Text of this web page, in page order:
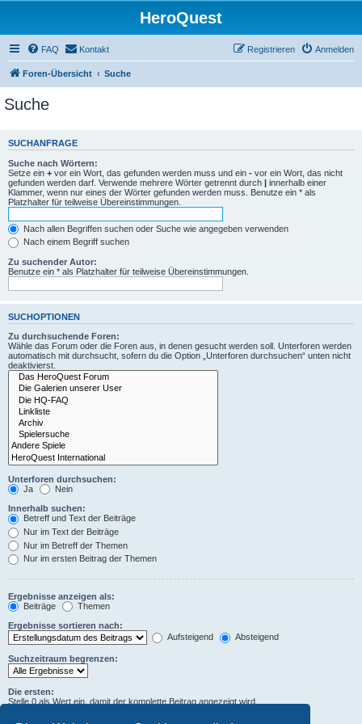
HeroQuest
FAQ Kontakt Anmelden
Registrieren
Foren-Übersicht Suche
Suche
SUCHANFRAGE
Suche nach Wörtern:
Setze ein + vor ein Wort, das gefunden werden muss und ein - vor ein Wort, das nicht
gefunden werden darf. Verwende mehrere Wörter getrennt durch | innerhalb einer
Klammer, wenn nur eines der Wörter gefunden werden muss. Benutze ein * als
Platzhalter für teilweise Übereinstimmungen.
Nach allen Begriffen suchen oder Suche wie angegeben verwenden
Nach einem Begriff suchen
Zu suchender Autor:
Benutze ein * als Platzhalter für teilweise Übereinstimmungen.
SUCHOPTIONEN
Zu durchsuchende Foren:
Wähle das Forum oder die Foren aus, in denen gesucht werden soll. Unterforen werden
automatisch mit durchsucht, sofern du die Option „Unterforen durchsuchen“ unten nicht
deaktivierst.
Unterforen durchsuchen:
Ja
Nein
Innerhalb suchen:
Betreff und Text der Beiträge
Nur im Text der Beiträge
Nur im Betreff der Themen
Nur im ersten Beitrag der Themen
Ergebnisse anzeigen als:
Beiträge
Themen
Ergebnisse sortieren nach:
Aufsteigend
Absteigend
Suchzeitraum begrenzen:
Die ersten:
Stelle 0 als Wert ein, damit der komplette Beitrag angezeigt wird.